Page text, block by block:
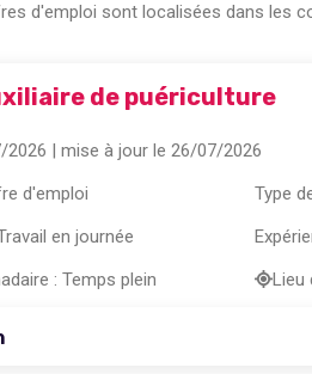
d'emploi sont localisées dans les
de puériculture
2026 | mise à jour le 26/07/2026
d'emploi
en journée
: Temps plein
Type
Lieu